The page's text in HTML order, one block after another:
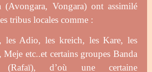
(Avongara, Vongara) ont assimilé
tribus locales comme :
les Adio, les kreich, les Kare, les
etc..et certains groupes Banda
d’où une certaine